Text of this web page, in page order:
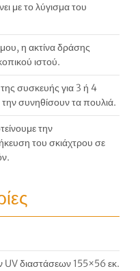
με το λύγισμα του
η ακτίνα δράσης
ιστού.
συσκευής για 3 ή 4
συνηθίσουν τα πουλιά.
την
του σκιάχτρου σε
UV διαστάσεων 155×56 εκ.